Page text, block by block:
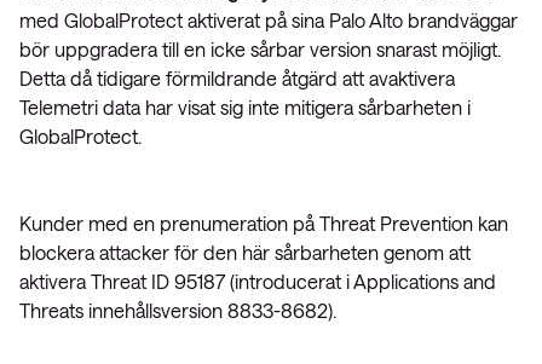
med GlobalProtect aktiverat på sina Palo Alto brandväggar
bör uppgradera till en icke sårbar version snarast möjligt.
Detta då tidigare förmildrande åtgärd att avaktivera
Telemetri data har visat sig inte mitigera sårbarheten i
GlobalProtect.
Kunder med en prenumeration på Threat Prevention kan
blockera attacker för den här sårbarheten genom att
aktivera Threat ID 95187 (introducerat i Applications and
Threats innehållsversion 8833-8682).